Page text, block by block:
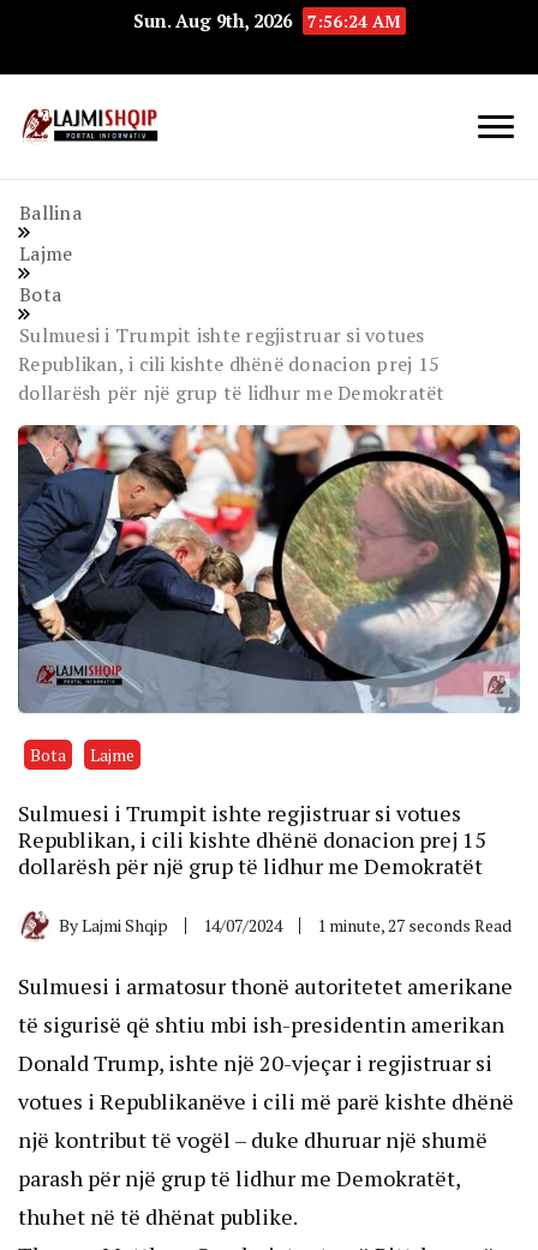
Sun. Aug 9th, 2026 7:56:25 AM
Ballina
Lajme
Bota
Sulmuesi i Trumpit ishte regjistruar si votues
Republikan, i cili kishte dhënë donacion prej 15
dollarësh për një grup të lidhur me Demokratët
Bota Lajme
Sulmuesi i Trumpit ishte regjistruar si votues
Republikan, i cili kishte dhënë donacion prej 15
dollarësh për një grup të lidhur me Demokratët
ByLajmi Shqip 14/07/2024 1 minute, 27 seconds Read
Sulmuesi i armatosur thonë autoritetet amerikane
të sigurisë që shtiu mbi ish-presidentin amerikan
Donald Trump, ishte një 20-vjeçar i regjistruar si
votues i Republikanëve i cili më parë kishte dhënë
një kontribut të vogël – duke dhuruar një shumë
parash për një grup të lidhur me Demokratët,
thuhet në të dhënat publike.